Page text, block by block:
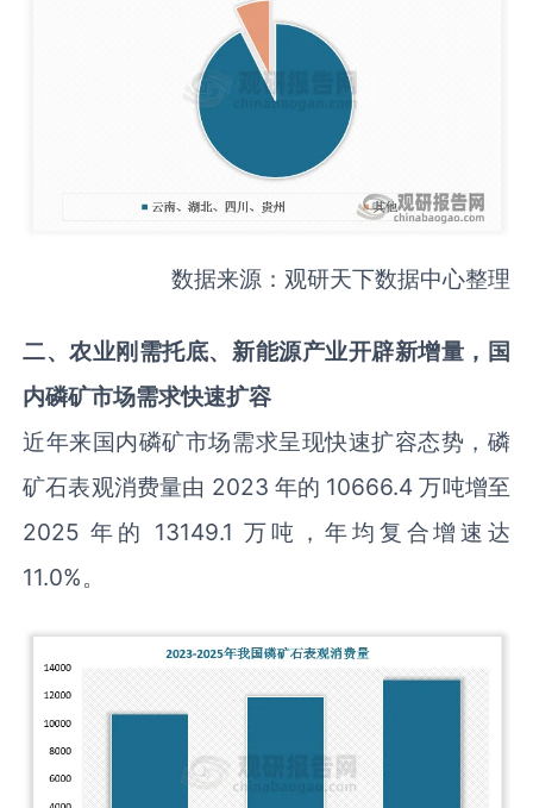
数据来源：观研天下数据中心整理
二、农业刚需托底、 新能源产业开辟新增量，国
内磷矿市场需求快速扩容
近年来国内磷矿市场需求呈现快速扩容态势，磷
矿石表观消费量由 2023 年的 10666.4 万吨增至
2025 年的 13149.1 万吨，年均复合增速达
11.0%。